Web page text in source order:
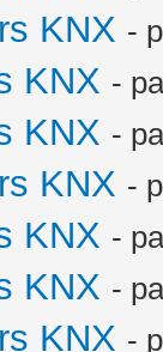
KNX -
KNX -
KNX -
KNX -
KNX -
KNX -
KNX -